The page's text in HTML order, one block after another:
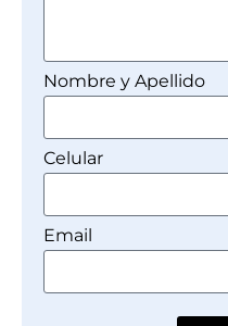
Nombre y Apellido
Celular
Email